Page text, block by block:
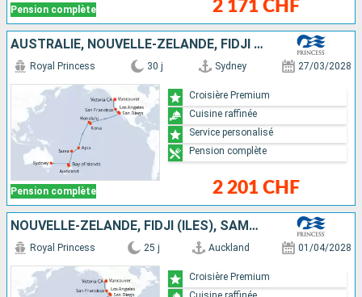
Pension complète 2 171 CHF
AUSTRALIE, NOUVELLE-ZÉLANDE, FIDJI (ÎLES), SAMOA, ÉTATS-UNIS, CANADA
Pension complète
Royal Princess 30 j Sydney 27/03/2028
2 201 CHF
Croisière Premium
Cuisine raffinée
Service personalisé
Pension complète
NOUVELLE-ZÉLANDE, FIDJI (ÎLES), SAMOA, ÉTATS-UNIS, CANADA
Royal Princess 25 j Auckland 01/04/2028
Croisière Premium